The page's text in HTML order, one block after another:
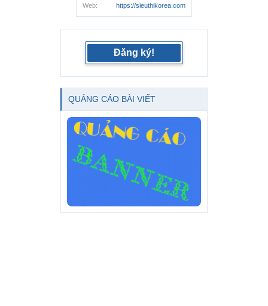
Web:
https://sieuthikorea.com
Đăng ký!
QUẢNG CÁO BÀI VIẾT